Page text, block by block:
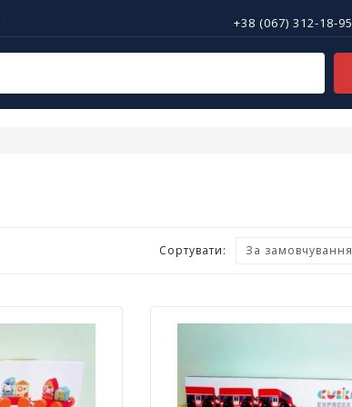
+38 (067) 312-18-95
Сортувати: